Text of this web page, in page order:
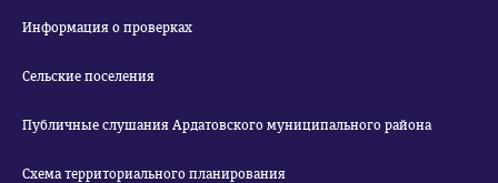
Информация о проверках
Сельские поселения
Публичные слушания Ардатовского муниципального района
Схема территориального планирования